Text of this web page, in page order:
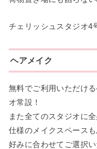
チェリッシュスタジオ4
ヘアメイク
無料でご利用いただけ
オ常設！
また全てのスタジオに
仕様のメイクスペースも
好みに合わせてご選択